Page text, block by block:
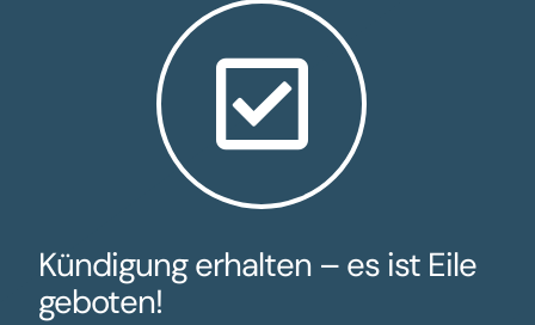
Kündigung erhalten – es ist Eile
geboten!